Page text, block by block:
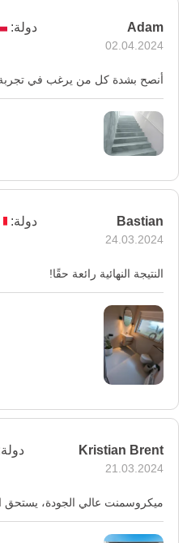
Adam
02.04.2024
دولة:
أنصح بشدة كل من يرغب في
Bastian
24.03.2024
دولة:
النتيجة النهائية رائعة حقًا!
Kristian Brent
21.03.2024
ميكروسمنت عالي الجودة، يستحق